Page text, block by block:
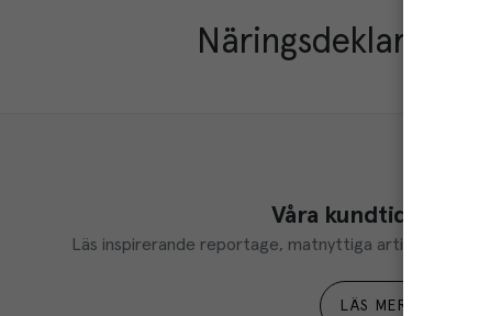
Näringsdeklaration
Våra kundtidningar
Läs inspirerande reportage, matnyttiga artiklar och ta
LÄS MER